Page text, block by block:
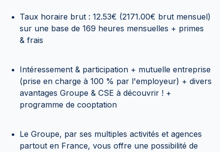
Taux horaire brut : 12.53€ (2171.00€ brut mensuel)
sur une base de 169 heures mensuelles + primes
& frais
Intéressement & participation + mutuelle entreprise
(prise en charge à 100 % par l'employeur) + divers
avantages Groupe & CSE à découvrir ! +
programme de cooptation
Le Groupe, par ses multiples activités et agences
partout en France, vous offre une possibilité de